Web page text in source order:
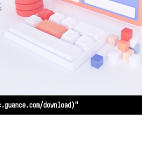
download)"